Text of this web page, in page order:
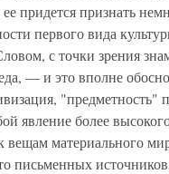
придется признать
первого вида
с точки зрения
— и это вполне
"предметность"
явле­ние более
вещам материального
письменных